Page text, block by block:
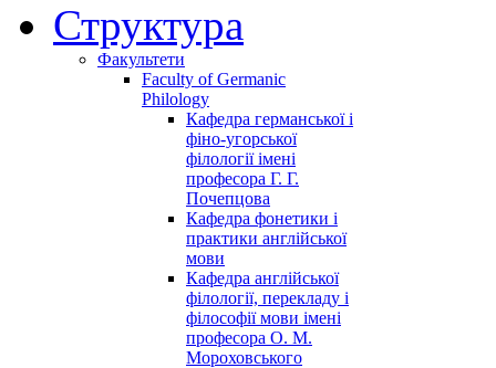
Структура
Факультети
Faculty of Germanic
Philology
Кафедра германської і
фіно-угорської
філології імені
професора Г. Г.
Почепцова
Кафедра фонетики і
практики англійської
мови
Кафедра англійської
філології, перекладу і
філософії мови імені
професора О. М.
Мороховського